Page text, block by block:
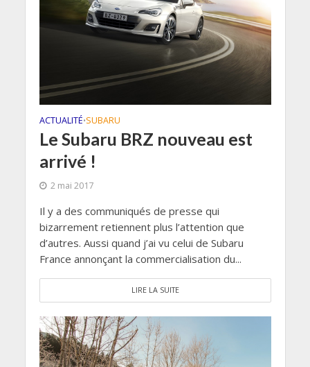
ACTUALITÉ•SUBARU
Le Subaru BRZ nouveau est
arrivé !
2 mai 2017
Il y a des communiqués de presse qui
bizarrement retiennent plus l’attention que
d’autres. Aussi quand j’ai vu celui de Subaru
France annonçant la commercialisation du...
LIRE LA SUITE